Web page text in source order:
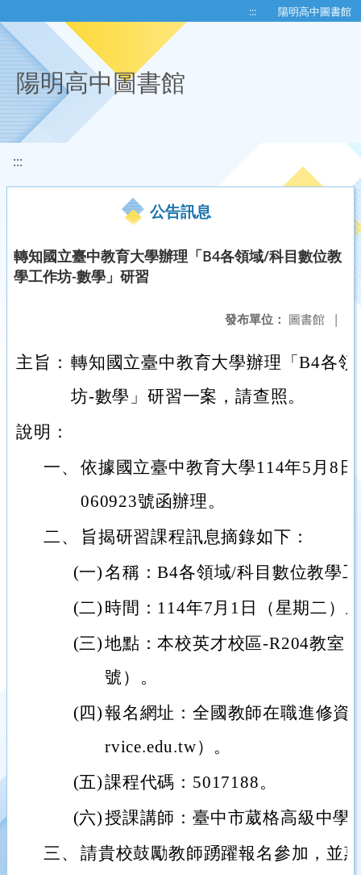
::: 陽明高中圖書館
陽明高中圖書館
:::
公告訊息
轉知國立臺中教育大學辦理「B4各領域/科目數位教
學工作坊-數學」研習
發布單位： 圖書館 |
主旨： 轉知國立臺中教育大學辦理「B4各
坊-數學」研習一案，請查照。
說明：
一、 依據國立臺中教育大學114年5月8
060923號函辦理。
二、
旨揭研習課程訊息摘錄如下：
(一)名稱：B4各領域/科目數位教學
(二) 時間：114年7月1日（星期二）
(三)地點：本校英才校區-R204教室
號）。
(四)報名網址：全國教師在職進修資
rvice.edu.tw）。
(五)課程代碼：5017188。
(六)授課講師：臺中市葳格高級中學
三、 請貴校鼓勵教師踴躍報名參加，並